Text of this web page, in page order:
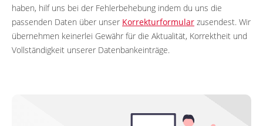
haben, hilf uns bei der Fehlerbehebung indem du uns die
passenden Daten über unser Korrekturformular zusendest. Wir
übernehmen keinerlei Gewähr für die Aktualität, Korrektheit und
Vollständigkeit unserer Datenbankeinträge.